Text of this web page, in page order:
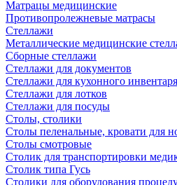
Матрацы медицинские
Противопролежневые матрасы
Стеллажи
Металлические медицинские
Сборные стеллажи
Стеллажи для документов
Стеллажи для кухонного инвентаря
Стеллажи для лотков
Стеллажи для посуды
Столы, столики
Столы пеленальные, кровати для
Столы смотровые
Столик для транспортировки
Столик типа Гусь
Столики для оборудования